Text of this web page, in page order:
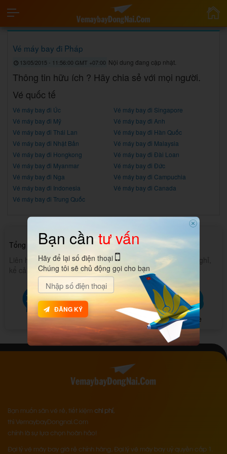
Vé máy bay đi Pháp
13/05/2015 - 11:56:00 GMT +07:00 Nội dung đang cập nhật.
Thông tin hữu ích ? Hãy chia sẻ với mọi người.
Vé quốc tế
Vé máy bay đi Úc
Vé máy bay đi Singapore
Vé máy bay đi Mỹ
Vé máy bay đi Anh
Vé máy bay đi Thái Lan
Vé máy bay đi Hàn Quốc
Vé máy bay đi Nhật Bản
Vé máy bay đi Malaysia
Vé máy bay đi Hongkong
Vé máy bay đi Đài Loan
Vé máy bay đi Myanmar
Vé máy bay đi Đức
Vé máy bay đi Nga
Vé máy bay đi Campuchia
Vé máy bay đi Indonesia
Vé máy bay đi Canada
Vé máy bay đi Trung Quốc
Tổng đài hỗ trợ 24/7:094 8080 247
Liên hệ với chúng tôi, tổng đài hỗ trợ 24/24 liên tục không nghỉ,
kể cả chủ nhật và các ngày lễ tết.
Zalo Messenger SMS Skype
Bạn muốn săn vé rẻ, tiết kiệm chi phí,
thì VemaybayDongnai.Com
chính là sự lựa chọn hoàn hảo!
Đại lý vé máy bay giá rẻ chính hãng, Đại lý vé máy bay uỷ quyền cấp 1.
Bạn cầntư vấn
Hãy để lại số điện thoại
Chúng tôi sẽ chủ động gọi cho bạn
ĐĂNG KÝ